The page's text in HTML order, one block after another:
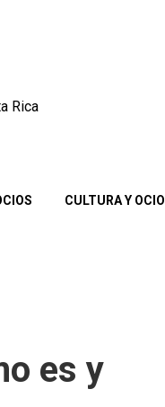
CULTURA Y OCIO
es y